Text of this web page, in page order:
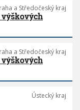
a Středočeský kraj
a Středočeský kraj
Ústecký kraj